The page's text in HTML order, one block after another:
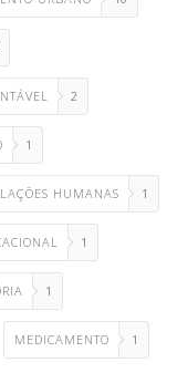
2
1
HUMANAS 1
1
1
MEDICAMENTO 1